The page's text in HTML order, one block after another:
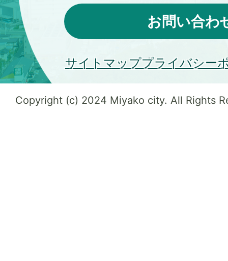
お問い合わ
サイトマッププライバシー
Copyright (c) 2024 Miyako city. All Rights